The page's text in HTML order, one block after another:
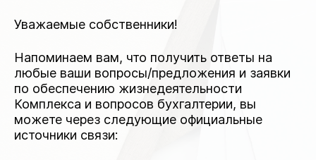
Уважаемые собственники!
Напоминаем вам, что получить ответы на
любые ваши вопросы/предложения и заявки
по обеспечению жизнедеятельности
Комплекса и вопросов бухгалтерии, вы
можете через следующие официальные
источники связи: